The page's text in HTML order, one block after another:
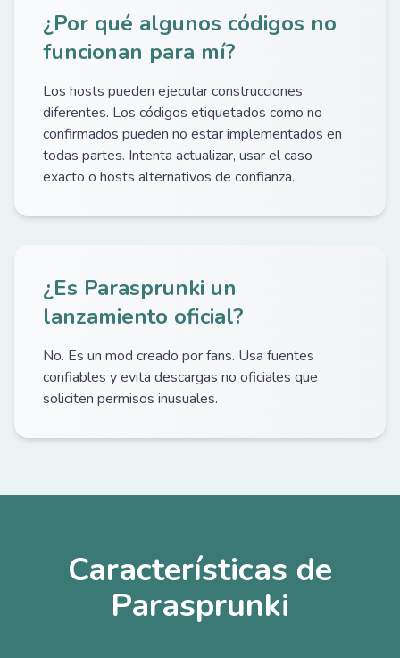
¿Por qué algunos códigos no
funcionan para mí?
Los hosts pueden ejecutar construcciones
diferentes. Los códigos etiquetados como no
confirmados pueden no estar implementados en
todas partes. Intenta actualizar, usar el caso
exacto o hosts alternativos de confianza.
¿Es Parasprunki un
lanzamiento oficial?
No. Es un mod creado por fans. Usa fuentes
confiables y evita descargas no oficiales que
soliciten permisos inusuales.
Características de
Parasprunki